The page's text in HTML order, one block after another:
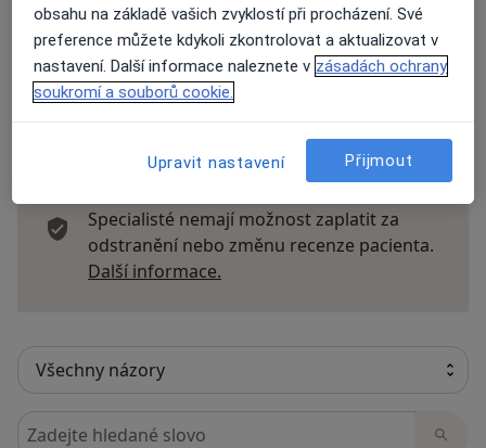
Přidejte svůj názor
Specialisté nemají možnost zaplatit za
odstranění nebo změnu recenze pacienta.
Další informace.
Hledejte v názorech
obsahu na základě vašich zvyklostí při procházení. Své
preference můžete kdykoli zkontrolovat a aktualizovat v
nastavení. Další informace naleznete v zásadách ochrany
soukromí a souborů cookie.
Upravit nastavení Přijmout